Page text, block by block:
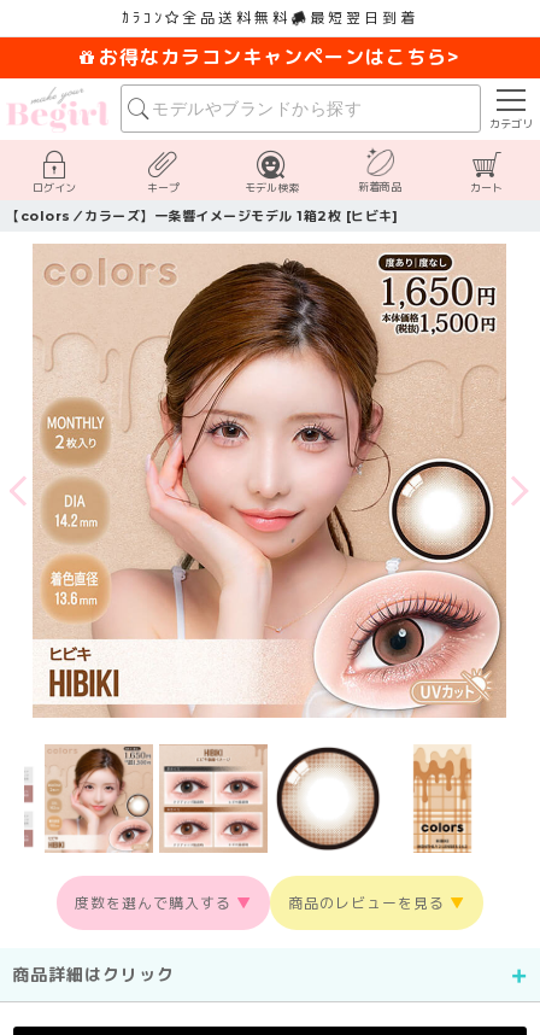
ｶﾗｺﾝ 全品送料無料 最短翌日到着
お得なカラコンキャンペーンはこちら>
カテゴリ
ログイン キープ モデル検索 新着商品 カート
【colors／カラーズ】一条響イメージモデル 1箱2枚 [ヒビキ]
度数を選んで購入する ▼ 商品のレビューを見る ▼
商品詳細はクリック